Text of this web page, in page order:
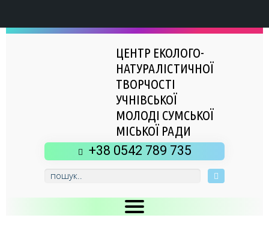
ЦЕНТР ЕКОЛОГО-
НАТУРАЛІСТИЧНОЇ
ТВОРЧОСТІ
УЧНІВСЬКОЇ
МОЛОДІ СУМСЬКОЇ
МІСЬКОЇ РАДИ
+38 0542 789 735